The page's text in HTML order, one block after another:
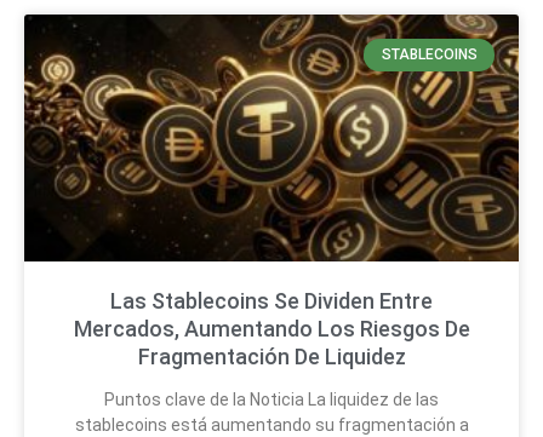
STABLECOINS
Las Stablecoins Se Dividen Entre
Mercados, Aumentando Los Riesgos De
Fragmentación De Liquidez
Puntos clave de la Noticia La liquidez de las
stablecoins está aumentando su fragmentación a